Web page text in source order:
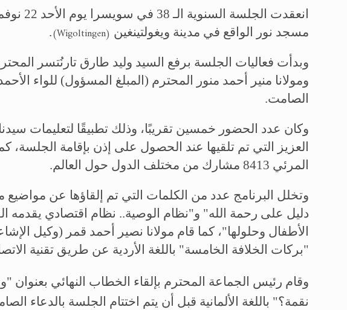
مسجد نور الواقع في مدينة ويغولتينغين (Wigoltingen)
.
وبدأت فعاليات الجلسة برفع السيد وليد طارق تارنُتسر
ومولانا منير أحمد منور المحترم (المبلغ المسؤول) للواء
الصامت.
وكان عدد الحضور خمسين تقريبًا، وذلك تطبيقًا لتعليمات سيدنا
العزيز التي تم تلقيها عند الحصول على إذن بإقامة
المرئي 8413 مشارك من مختلف الدول حول العالم.
وتخلل البرنامج عدد من الكلمات التي تم إلقاؤها عن مواضيع
دليل على رحمة الله" و"نظام الوصية.. نظام اقتصادي يقدمه
الأطفال وحلولها"، كما قام مولانا نصير أحمد قمر (وكيل
"بركات الخلافة الخامسة" باللغة الأردية عن طريق تقنية
وقام رئيس الجماعة المحترم بإلقاء الخطاب النهائي بعنوان
نقمة؟" باللغة الألمانية قبل أن يتم اختتام الجلسة بالدعاء